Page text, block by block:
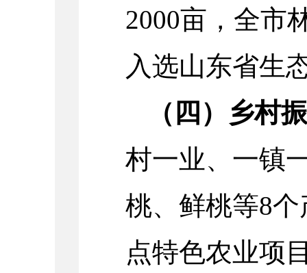
2000亩，全市
入选山东省生
（四）乡村
村一业、一镇
桃、鲜桃等8
点特色农业项